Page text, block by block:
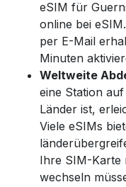
eSIM für
online bei
per E-Mail
Minuten
Weltweite
eine Station
Länder ist,
Viele eSIMs
Ihre SIM-Karte
wechseln